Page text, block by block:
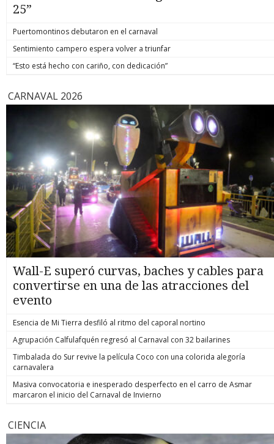
25”
Puertomontinos debutaron en el carnaval
Sentimiento campero espera volver a triunfar
“Esto está hecho con cariño, con dedicación”
CARNAVAL 2026
Wall-E superó curvas, baches y cables para
convertirse en una de las atracciones del
evento
Esencia de Mi Tierra desfiló al ritmo del caporal nortino
Agrupación Calfulafquén regresó al Carnaval con 32 bailarines
Timbalada do Sur revive la película Coco con una colorida alegoría
carnavalera
Masiva convocatoria e inesperado desperfecto en el carro de Asmar
marcaron el inicio del Carnaval de Invierno
CIENCIA